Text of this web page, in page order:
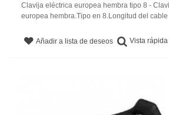
Clavija eléctrica europea hembra tipo 8 -
europea hembra.Tipo en 8.Longitud del cable
Añadir a lista de deseos Vista rápida